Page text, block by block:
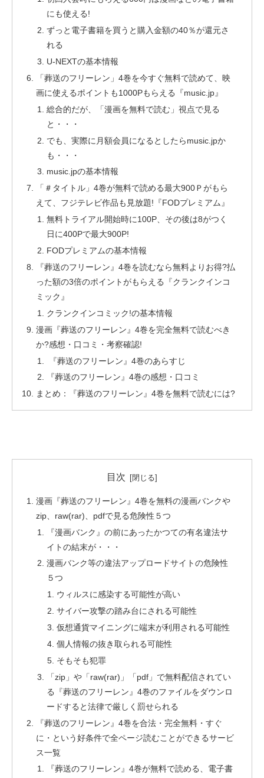
にも使える!
ずっと電子書籍を買うと購入金額の40％が還元さ
れる
U-NEXTの基本情報
「葬送のフリーレン」4巻を今すぐ無料で読めて、映
画に使えるポイントも1000Pもらえる『music.jp』
総合的だが、「漫画を無料で読む」視点で見る
と・・・
でも、実際に月額会員になるとしたらmusic.jpか
も・・・
music.jpの基本情報
「＃タイトル」4巻が無料で読める最大900Ｐがもら
えて、フジテレビ作品も見放題!『FODプレミアム』
無料トライアル開始時に100P、その後は8がつく
日に400Pで最大900P!
FODプレミアムの基本情報
『葬送のフリーレン』4巻を読むなら無料よりお得?払
った額の3倍のポイントがもらえる『クランクインコ
ミック』
クランクインコミック!の基本情報
漫画『葬送のフリーレン』4巻を完全無料で読むべき
か?感想・口コミ・考察確認!
『葬送のフリーレン』4巻のあらすじ
『葬送のフリーレン』4巻の感想・口コミ
まとめ：『葬送のフリーレン』4巻を無料で読むには?
目次
漫画『葬送のフリーレン』4巻を無料の漫画バンクや
zip、raw(rar)、pdfで見る危険性５つ
『漫画バンク』の前にあったかつての有名違法サ
イトの結末が・・・
漫画バンク等の違法アップロードサイトの危険性
５つ
ウィルスに感染する可能性が高い
サイバー攻撃の踏み台にされる可能性
仮想通貨マイニングに端末が利用される可能性
個人情報の抜き取られる可能性
そもそも犯罪
「zip」や「raw(rar)」「pdf」で無料配信されてい
る『葬送のフリーレン』4巻のファイルをダウンロ
ードすると法律で厳しく罰せられる
『葬送のフリーレン』4巻を合法・完全無料・すぐ
に・という好条件で全ページ読むことができるサービ
ス一覧
『葬送のフリーレン』4巻が無料で読める、電子書